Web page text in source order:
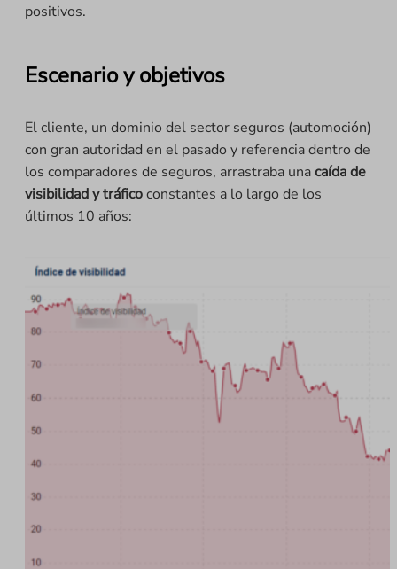
positivos.
Escenario y objetivos
El cliente, un dominio del sector seguros (automoción)
con gran autoridad en el pasado y referencia dentro de
los comparadores de seguros, arrastraba unacaída de
visibilidad y tráficoconstantes a lo largo de los
últimos 10 años: